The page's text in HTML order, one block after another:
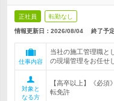
正社員 転勤なし
情報更新日：2026/08/04 終了予
仕事内容
当社の施工管理職と
の現場管理をお任せ
対象と
なる方
【高卒以上】《必
転免許